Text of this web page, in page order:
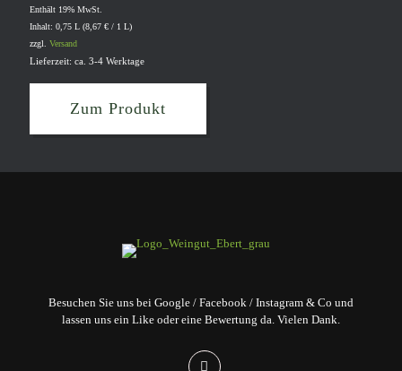
Enthält 19% MwSt.
Inhalt: 0,75 L (8,67 € / 1 L)
zzgl. Versand
Lieferzeit: ca. 3-4 Werktage
Zum Produkt
Besuchen Sie uns bei Google / Facebook / Instagram & Co und
lassen uns ein Like oder eine Bewertung da. Vielen Dank.